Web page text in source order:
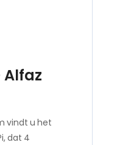
Alfaz
vindt u het
dat 4